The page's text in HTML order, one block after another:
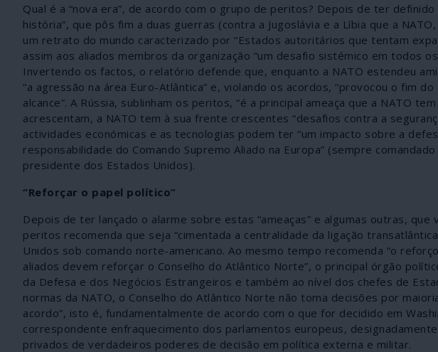
Qual é a “nova era”, de acordo com o grupo de peritos? Depois de ter
história”, que pôs fim a duas guerras (contra a Jugoslávia e a Líbia que a
um retrato do mundo caracterizado por “Estados autoritários que tentam
assim aos aliados membros da organização “um desafio sistémico em todos
Invertendo os factos, o relatório defende que, enquanto a NATO estendeu
“a agressão na área Euro-Atlântica” e, violando os acordos, “provocou o fim
alcance”. A Rússia, sublinham os peritos, “é a principal ameaça que a NATO
acrescentam, a NATO tem à sua frente crescentes “desafios contra a
actividades económicas e as tecnologias podem ter “um impacto sobre a
responsabilidade do Comando Supremo Aliado na Europa” (sempre
presidente dos Estados Unidos).
“Reforçar o papel político”
Depois de ter lançado o alarme sobre estas “ameaças” e algumas outras,
peritos recomenda que seja “cimentada a centralidade da ligação
Unidos sob comando norte-americano. Ao mesmo tempo recomenda “o
aliados devem reforçar o Conselho do Atlântico Norte”, o principal órgão
da Defesa e dos Negócios Estrangeiros e também ao nível dos chefes de
normas da NATO, o Conselho do Atlântico Norte não toma decisões por
acordo”, isto é, fundamentalmente de acordo com o que for decidido em
correspondente enfraquecimento dos parlamentos europeus,
privados de verdadeiros poderes de decisão em política externa e militar.